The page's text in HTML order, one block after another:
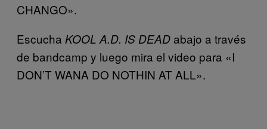
CHANGO».
Escucha KOOL A.D. IS DEAD abajo a través
de bandcamp y luego mira el video para «I
DON’T WANA DO NOTHIN AT ALL».